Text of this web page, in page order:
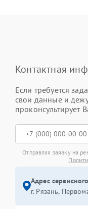
Контактная
Если требуется
свои данные и
проконсультирует
Отправляя заявку на
Адрес
г. Рязань,